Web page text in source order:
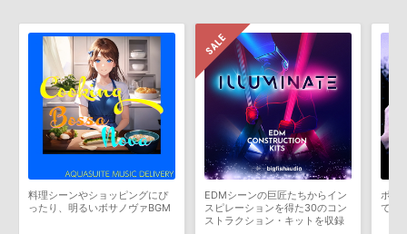
知らせするメールの2通が送信されます。メールに記載されており
ます説明に沿って、製品のダウンロード／導入を行って下さい。
サンプルパック製品には、原則として日本語版操作マニュアルをご
用意しておりません。ご購入後のご不明点や詳細に関するお問い合
わせなどはテクニカルサポート
までご連絡ください。
デモソングは、製品収録サウンドを使ってできることを紹介するた
めのデモンストレーション用の楽曲です。原則として、デモソング
そのものをお使いいただくことはできません。また、デモソングを
構成する全てのサウンドが、サンプルパックに含まれていることを
保証するものではありません。
2022.06.06
加方法
マークのついた情報は、該当する製品のご購入ユーザー様専用となって
おります。ご覧頂くには、該当する製品をご購入頂く必要がございます。
PROGRESSIVE ELECTRO HOUSE SESSION 1のサポート情報
料理シーンやショッピングにぴ
ったり、明るいボサノヴァBGM
EDMシーンの巨匠たちからイン
スピレーションを得た30のコン
ストラクション・キットを収録
ポッ
で実